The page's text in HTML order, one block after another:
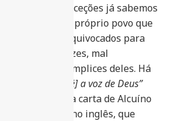
e honrosas exceções já sabemos
O Problema é o próprio povo que
e critérios equivocados para
no mais das vezes, mal
tornando-se cúmplices deles. Há
“A voz do povo [é] a voz de Deus”
atribuído a carta de Alcuíno
monge beneditino inglês, que